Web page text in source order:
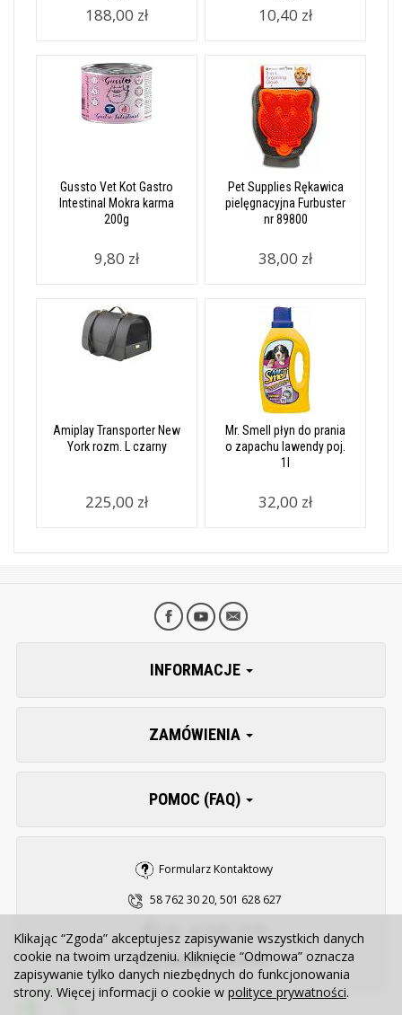
188,00 zł 10,40 zł
Gussto Vet Kot Gastro
Intestinal Mokra karma
200g
9,80 zł
Pet Supplies Rękawica
pielęgnacyjna Furbuster
nr 89800
38,00 zł
Amiplay Transporter New
York rozm. L czarny
225,00 zł
Mr. Smell płyn do prania
o zapachu lawendy poj.
1l
32,00 zł
INFORMACJE
ZAMÓWIENIA
POMOC (FAQ)
Formularz Kontaktowy
58 762 30 20, 501 628 627
sklep@zooserwis.pl
Klikając “Zgoda” akceptujesz zapisywanie wszystkich danych
cookie na twoim urządzeniu. Kliknięcie “Odmowa” oznacza
zapisywanie tylko danych niezbędnych do funkcjonowania
strony. Więcej informacji o cookie w polityce prywatności.